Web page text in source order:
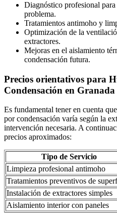
Diagnóstico profesional
problema.
Tratamientos antimoho y
Optimización de la
extractores.
Mejoras en el aislamiento
condensación futura.
Precios orientativos para
Condensación en Granada
Es fundamental tener en cuenta
por condensación varía según la
intervención necesaria. A
precios aproximados:
Tipo de Servicio
Limpieza profesional antimoho
Tratamientos preventivos de
Instalación de extractores simples
Aislamiento interior con paneles